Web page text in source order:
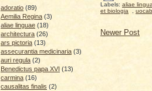
adoratio (89)
Aemilia Regina (3)
aliae linguae (18)
architectura (26)
ars pictoria (13)
assecurantia medicinaria (3)
auri regula (2)
Benedictus papa XVI (13)
carmina (16)
causalitas finalis (2)
Labels: aliae
et biologia
Newer Post